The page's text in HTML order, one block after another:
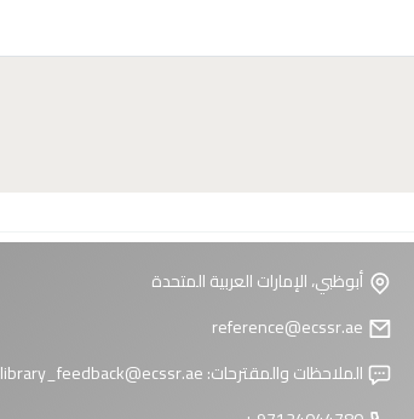
أبوظبي، الإمارات العربية المتحدة
الملاحظات والمقترحات:library_feedback@ecssr.ae